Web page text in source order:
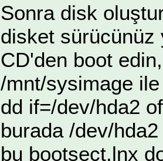
Sonra disk
disket sürücünüz
CD'den boot
/mnt/sysimage
dd if=/dev/hda2
burada /dev/
bu bootsect.lnx